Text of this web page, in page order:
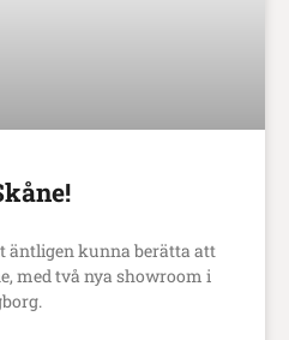
äntligen kunna berätta att
med två nya showroom i